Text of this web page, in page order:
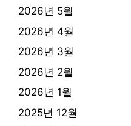
2026년 5월
2026년 4월
2026년 3월
2026년 2월
2026년 1월
2025년 12월